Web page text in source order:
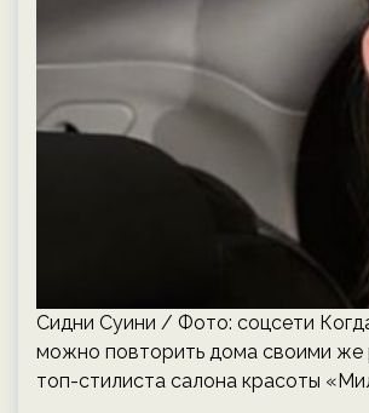
Сидни Суини / Фото: соцсети
можно повторить дома своими же
топ-стилиста салона красоты